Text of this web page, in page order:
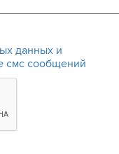
данных и
смс сообщений